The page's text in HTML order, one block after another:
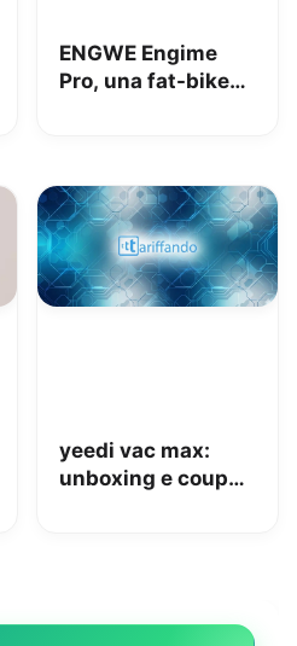
ENGWE Engime
Pro, una fat-bike
yeedi vac max:
unboxing e coupon